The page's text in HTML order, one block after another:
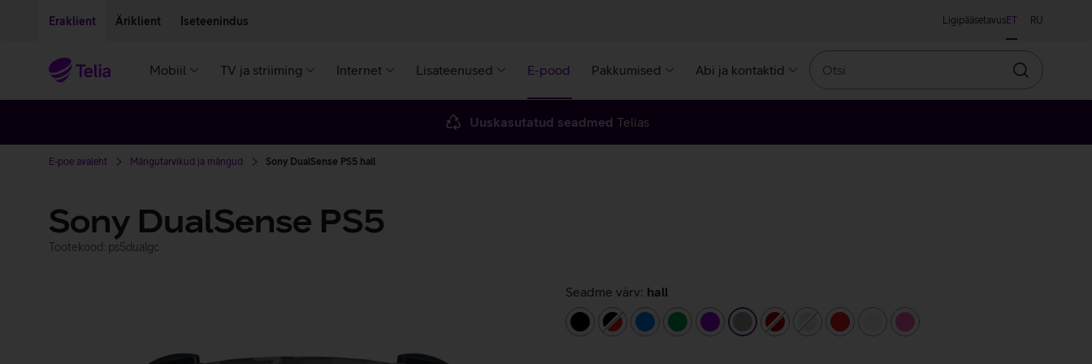
Eraklient Äriklient Iseteenindus LigipääsetavusET RU
Mobiil TV ja striiming Internet Lisateenused E-pood Pakkumised Abi ja kontaktid
Otsin
Uuskasutatud seadmed Telias
E-poe avaleht Mängutarvikud ja mängud Sony DualSense PS5 hall
Sony DualSense PS5
Tootekood: ps5dualgc
Seadme värv: hall
mustmust/punane
sinine rohelinelilla hall tumepunane
hõbedanepunanevalge roosa